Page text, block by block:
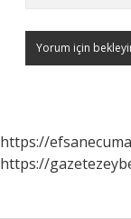
https://
https://